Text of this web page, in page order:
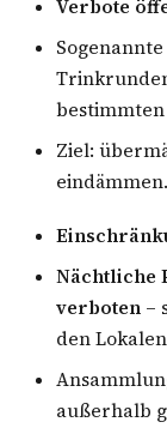
Verbote
Ziel:
eindämmen.
Nächtliche
verboten –
den
außerhalb